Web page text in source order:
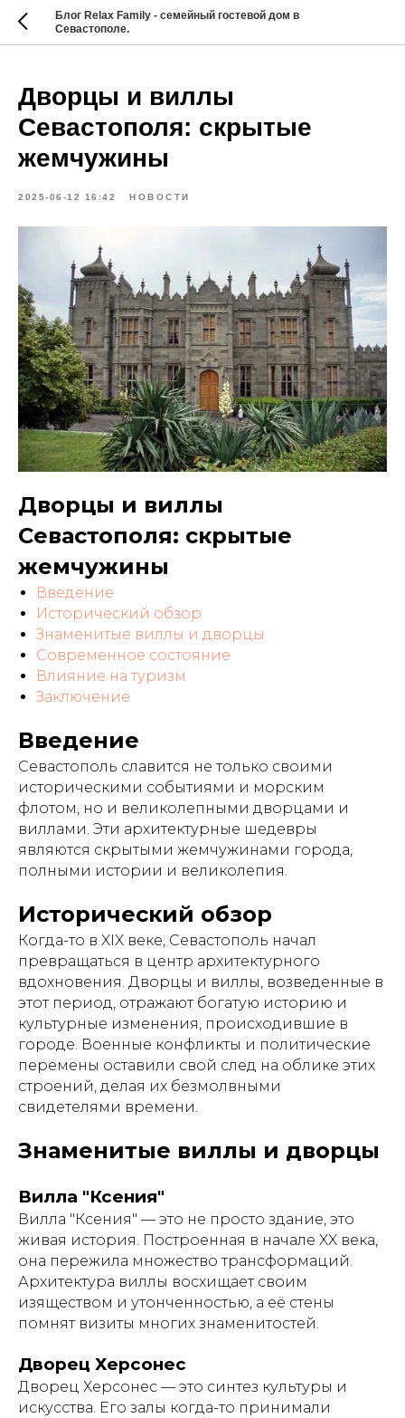
Блог Relax Family - семейный гостевой дом в
Севастополе.
Дворцы и виллы
Севастополя: скрытые
жемчужины
2025-06-12 16:42 НОВОСТИ
Дворцы и виллы
Севастополя: скрытые
жемчужины
Введение
Исторический обзор
Знаменитые виллы и дворцы
Современное состояние
Влияние на туризм
Заключение
Введение
Севастополь славится не только своими
историческими событиями и морским
флотом, но и великолепными дворцами и
виллами. Эти архитектурные шедевры
являются скрытыми жемчужинами города,
полными истории и великолепия.
Исторический обзор
Когда-то в XIX веке, Севастополь начал
превращаться в центр архитектурного
вдохновения. Дворцы и виллы, возведенные в
этот период, отражают богатую историю и
культурные изменения, происходившие в
городе. Военные конфликты и политические
перемены оставили свой след на облике этих
строений, делая их безмолвными
свидетелями времени.
Знаменитые виллы и дворцы
Вилла "Ксения"
Вилла "Ксения" — это не просто здание, это
живая история. Построенная в начале XX века,
она пережила множество трансформаций.
Архитектура виллы восхищает своим
изяществом и утонченностью, а её стены
помнят визиты многих знаменитостей.
Дворец Херсонес
Дворец Херсонес — это синтез культуры и
искусства. Его залы когда-то принимали